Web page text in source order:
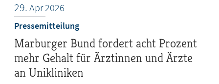
29. Apr2026
Pressemitteilung
Marburger Bund fordert acht Prozent
mehr Gehalt für Ärztinnen und Ärzte
an Unikliniken